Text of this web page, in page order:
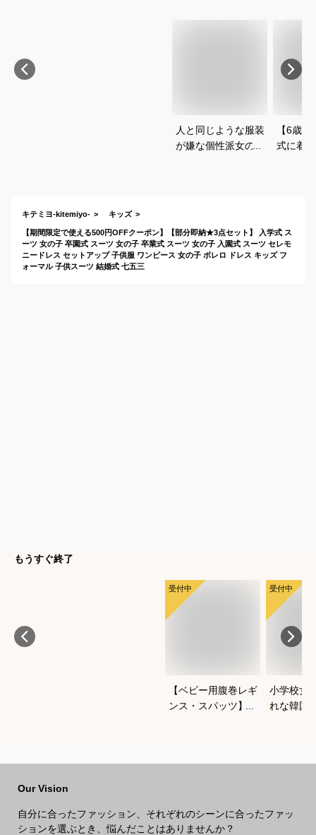
人と同じような服装
が嫌な個性派女の子
【6歳
式に着
キテミヨ-kitemiyo- キッズ
【期間限定で使える500円OFFクーポン】【部分即納★3点セット】 入学式 ス
ーツ 女の子 卒園式 スーツ 女の子 卒業式 スーツ 女の子 入園式 スーツ セレモ
ニードレス セットアップ 子供服 ワンピース 女の子 ボレロ ドレス キッズ フ
ォーマル 子供スーツ 結婚式 七五三
もうすぐ終了
受付中
【ベビー用腹巻レギ
ンス・スパッツ】よ
受付中
小学校女
れな韓国
Our Vision
自分に合ったファッション、それぞれのシーンに合ったファッ
ションを選ぶとき、悩んだことはありませんか？